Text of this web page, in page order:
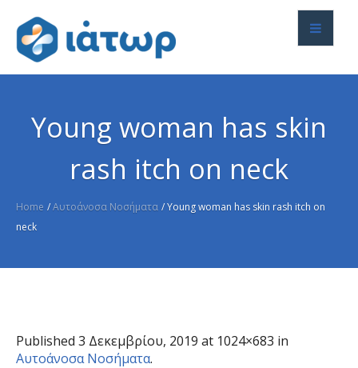
Young woman has skin
rash itch on neck
Home /Αυτοάνοσα Νοσήματα /Young woman has skin rash itch on
neck
Published 3 Δεκεμβρίου, 2019 at 1024×683 in
Αυτοάνοσα Νοσήματα.